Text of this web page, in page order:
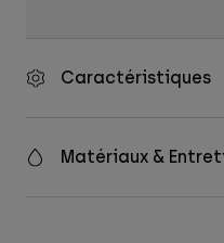
Caractéristiques
Matériaux &